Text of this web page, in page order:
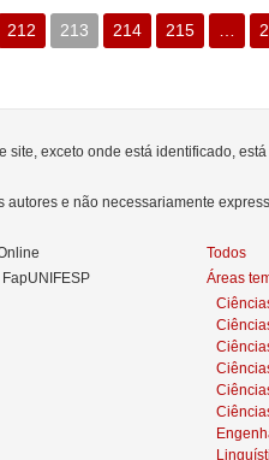
212 213 214 215
site, exceto onde está identificado,
e não necessariamente
Todos
Áreas